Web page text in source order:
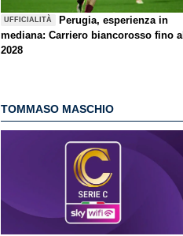
UFFICIALITÀ
Perugia, esperienza in
mediana: Carriero biancorosso fino al
2028
TOMMASO MASCHIO